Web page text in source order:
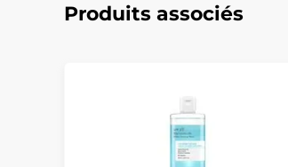
Produits associés